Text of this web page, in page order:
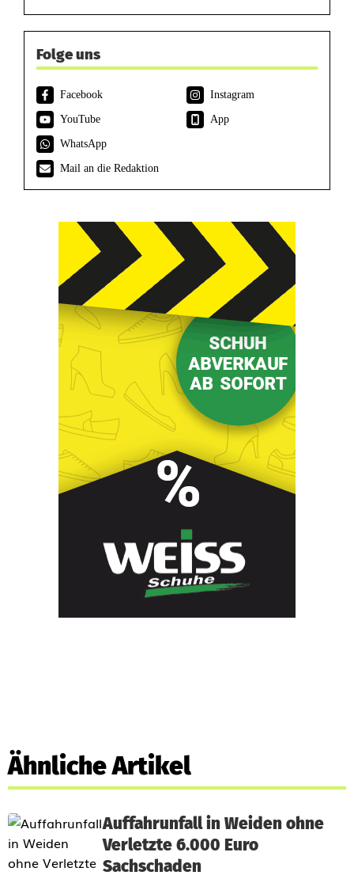
Folge uns
Facebook
Instagram
YouTube
App
WhatsApp
Mail an die Redaktion
Ähnliche Artikel
Auffahrunfall in Weiden ohne
Verletzte 6.000 Euro
Sachschaden